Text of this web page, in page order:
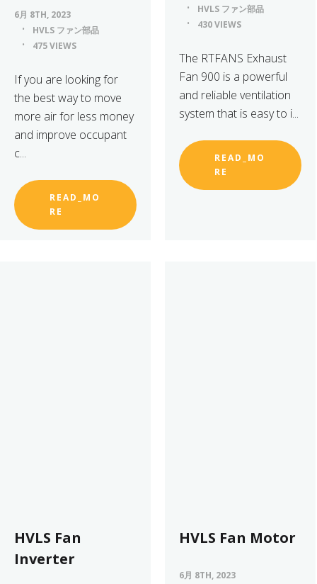
6月 8TH, 2023
HVLS ファン部品
475 VIEWS
If you are looking for
the best way to move
more air for less money
and improve occupant
c...
READ_MO
RE
HVLS ファン部品
430 VIEWS
The RTFANS Exhaust
Fan 900 is a powerful
and reliable ventilation
system that is easy to i...
READ_MO
RE
HVLS Fan
Inverter
HVLS Fan Motor
6月 8TH, 2023